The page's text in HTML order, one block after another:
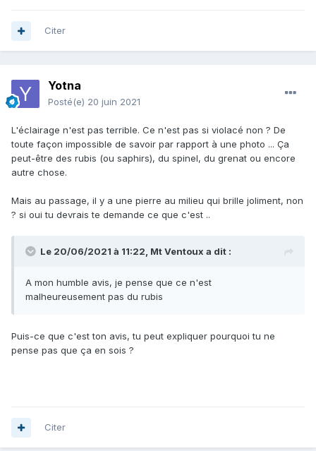
Citer
Yotna
Posté(e) 20 juin 2021
L'éclairage n'est pas terrible. Ce n'est pas si violacé non ? De
toute façon impossible de savoir par rapport à une photo ... Ça
peut-être des rubis (ou saphirs), du spinel, du grenat ou encore
autre chose.
Mais au passage, il y a une pierre au milieu qui brille joliment, non
? si oui tu devrais te demande ce que c'est ..
Le 20/06/2021 à 11:22, Mt Ventoux a dit :
A mon humble avis, je pense que ce n'est
malheureusement pas du rubis
Puis-ce que c'est ton avis, tu peut expliquer pourquoi tu ne
pense pas que ça en sois ?
Citer